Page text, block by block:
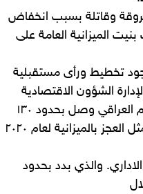
وقاتلة بسبب انخفاض
الميزانية العامة على
تخطيط ورأى مستقبلية
الشؤون الاقتصادية
والمالية. هذا اذاعلمنا ان الدين العام العراقي وصل بحدود ١٣٠
مليار دولار وبحسابات بسيطة سيمثل العجز بالميزانية لعام ٢٠٢٠
والذي بدد بحدود